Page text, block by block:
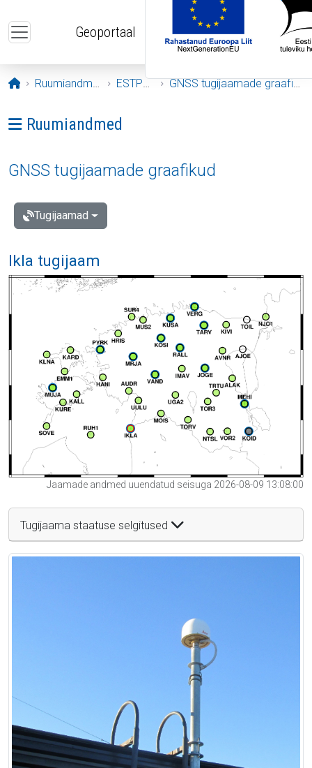
Geoportaal
Avaleht
Ruumiandmed ESTPOS GNSS tugijaamade graafikud
Ava menüü: Ruumiandmed
Ruumiandmed
GNSS tugijaamade graafikud
Tugijaamad
Ikla tugijaam
Jaamade andmed uuendatud seisuga 2026-08-09 13:08:00
Tugijaama staatuse selgitused